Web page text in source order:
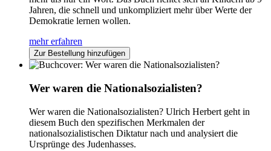
Jahren, die schnell und unkompliziert mehr über Werte der
Demokratie lernen wollen.
mehr erfahren
Zur Bestellung hinzufügen
Wer waren die Nationalsozialisten?
Wer waren die Nationalsozialisten? Ulrich Herbert geht in
diesem Buch den spezifischen Merkmalen der
nationalsozialistischen Diktatur nach und analysiert die
Ursprünge des Judenhasses.